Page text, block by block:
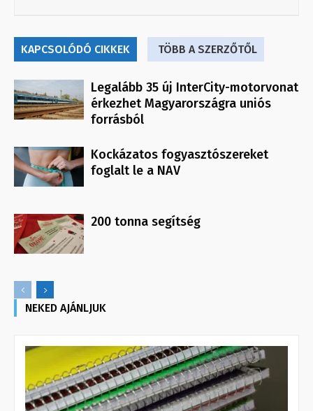
KAPCSOLÓDÓ CIKKEK TÖBB A SZERZŐTŐL
Legalább 35 új InterCity-motorvonat
érkezhet Magyarországra uniós
forrásból
Kockázatos fogyasztószereket
foglalt le a NAV
200 tonna segítség
NEKED AJÁNLJUK